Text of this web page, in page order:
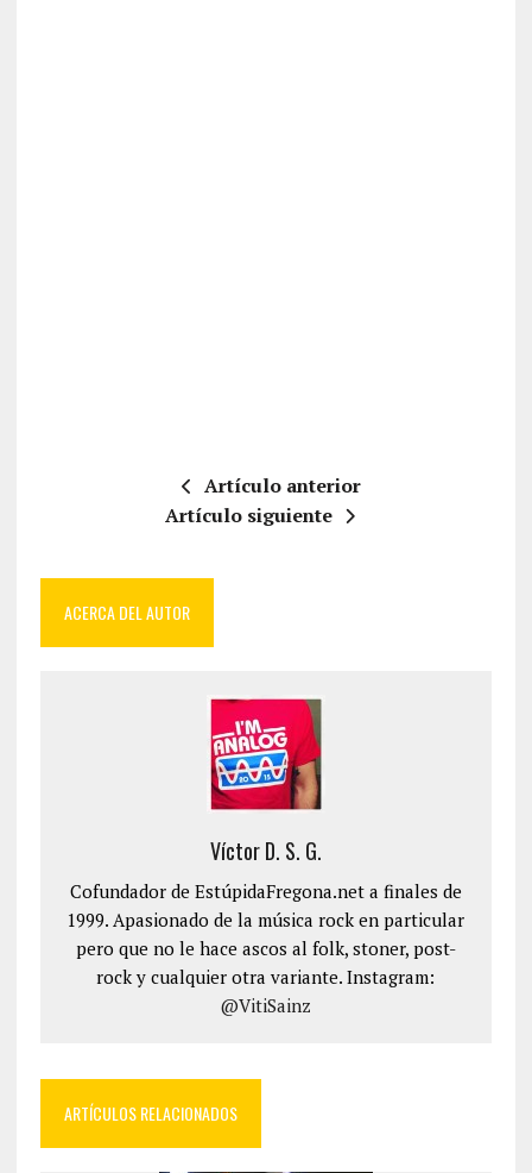
Artículo anterior
Artículo siguiente
ACERCA DEL AUTOR
Víctor D. S. G.
Cofundador de EstúpidaFregona.net a finales de
1999. Apasionado de la música rock en particular
pero que no le hace ascos al folk, stoner, post-
rock y cualquier otra variante. Instagram:
@VitiSainz
ARTÍCULOS RELACIONADOS